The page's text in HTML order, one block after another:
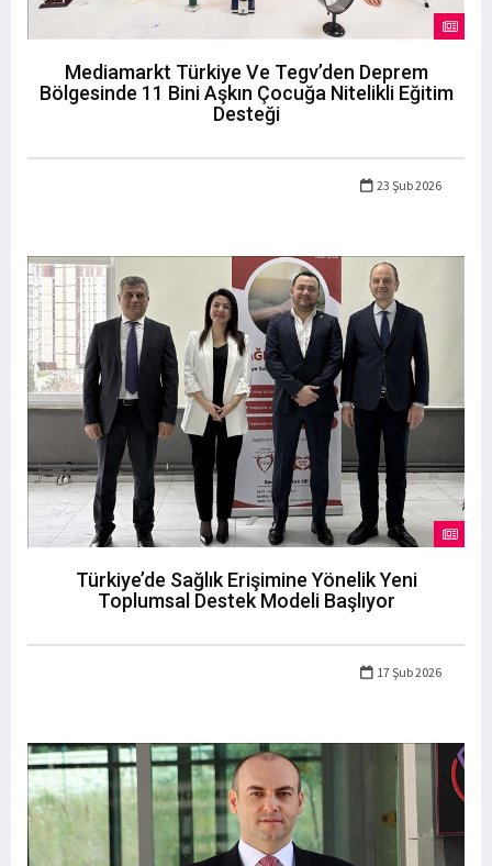
Mediamarkt Türkiye Ve Tegv’den Deprem
Bölgesinde 11 Bini Aşkın Çocuğa Nitelikli Eğitim
Desteği
23 Şub 2026
Türkiye’de Sağlık Erişimine Yönelik Yeni
Toplumsal Destek Modeli Başlıyor
17 Şub 2026